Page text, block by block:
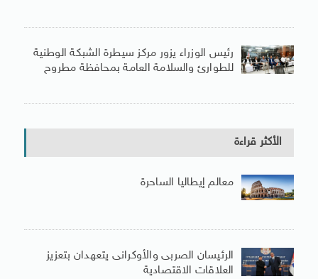
رئيس الوزراء يزور مركز سيطرة الشبكة الوطنية
للطوارئ والسلامة العامة بمحافظة مطروح
الأكثر قراءة
معالم إيطاليا الساحرة
الرئيسان الصربى والأوكرانى يتعهدان بتعزيز
العلاقات الاقتصادية